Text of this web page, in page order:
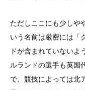
ただしここにも少しや
いう名前は厳密には「
ドが含まれていないよ
ルランドの選手も英国
で、競技によっては北